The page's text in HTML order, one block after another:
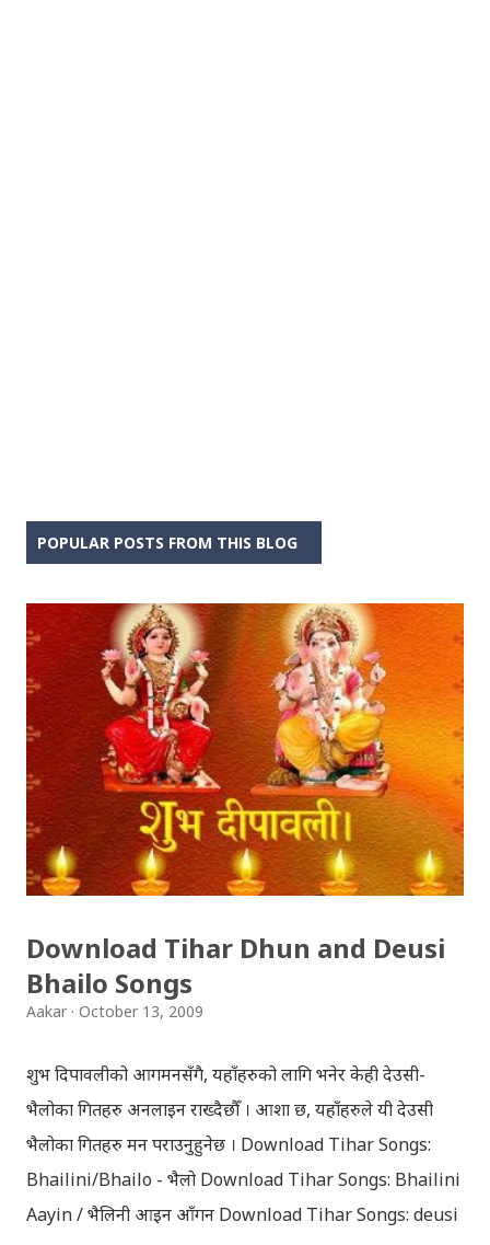
POPULAR POSTS FROM THIS BLOG
Download Tihar Dhun and Deusi
Bhailo Songs
Aakar October 13, 2009
शुभ दिपावलीको आगमनसँगै, यहाँहरुको लागि भनेर केही देउसी-
भैलोका गितहरु अनलाइन राख्दैछौँ । आशा छ, यहाँहरुले यी देउसी
भैलोका गितहरु मन पराउनुहुनेछ । Download Tihar Songs:
Bhailini/Bhailo - भैलो Download Tihar Songs: Bhailini
Aayin / भैलिनी आइन आँगन Download Tihar Songs: deusi